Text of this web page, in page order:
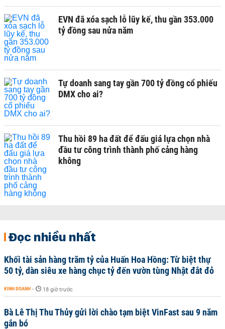
EVN đã xóa sạch lỗ lũy kế, thu gần 353.000
tỷ đồng sau nửa năm
Tự doanh sang tay gần 700 tỷ đồng cổ phiếu
DMX cho ai?
Thu hồi 89 ha đất để đấu giá lựa chọn nhà
đầu tư công trình thành phố cảng hàng
không
Đọc nhiều nhất
Khối tài sản hàng trăm tỷ của Huấn Hoa Hồng: Từ biệt thự
50 tỷ, dàn siêu xe hàng chục tỷ đến vườn tùng Nhật đắt đỏ
KINH DOANH - 18 giờ trước
Bà Lê Thị Thu Thủy gửi lời chào tạm biệt VinFast sau 9 năm
gắn bó